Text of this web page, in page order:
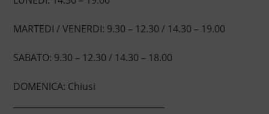
MARTEDI / VENERDI: 9.30 – 12.30 / 14.30 – 19.00
SABATO: 9.30 – 12.30 / 14.30 – 18.00
DOMENICA: Chiusi